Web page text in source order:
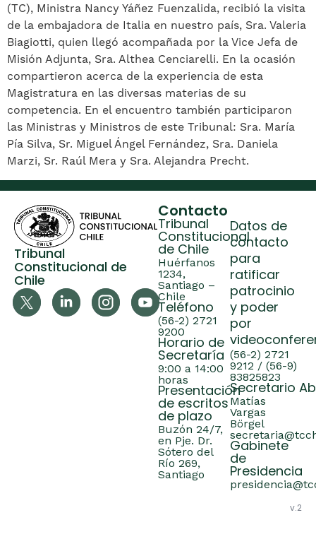
(TC), Ministra Nancy Yáñez Fuenzalida, recibió la visita
de la embajadora de Italia en nuestro país, Sra. Valeria
Biagiotti, quien llegó acompañada por la Vice Jefa de
Misión Adjunta, Sra. Althea Cenciarelli. En la ocasión
compartieron acerca de la experiencia de esta
Magistratura en las diversas materias de su
competencia. En el encuentro también participaron
las Ministras y Ministros de este Tribunal: Sra. María
Pía Silva, Sr. Miguel Ángel Fernández, Sra. Daniela
Marzi, Sr. Raúl Mera y Sra. Alejandra Precht.
Tribunal
Constitucional de
Chile
Contacto
Tribunal
Constitucional
de Chile
Huérfanos
1234,
Santiago –
Chile
Teléfono
(56-2) 2721
9200
Horario de
Secretaría
9:00 a 14:00
horas
Presentación
de escritos
de plazo
Buzón 24/7,
en Pje. Dr.
Sótero del
Río 269,
Santiago
Datos de
contacto
para
ratificar
patrocinio
y poder
por
(56-2) 2721
9212 / (56-9)
83825823
Secretario
Matías
Vargas
Börgel
Gabinete
de
Presidencia
v.2